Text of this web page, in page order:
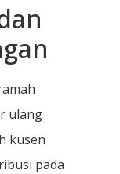
ulang
kusen
pada